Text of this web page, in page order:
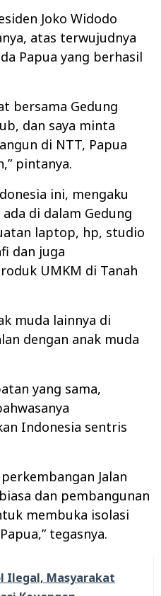
Joko Widodo
atas terwujudnya
Papua yang berhasil
bersama Gedung
dan saya minta
di NTT, Papua
pintanya.
ini, mengaku
di dalam Gedung
laptop, hp, studio
dan juga
UMKM di Tanah
muda lainnya di
dengan anak muda
yang sama,
Indonesia sentris
Jalan
dan pembangunan
membuka isolasi
tegasnya.
Ilegal, Masyarakat